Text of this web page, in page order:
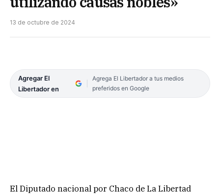
13 de octubre de 2024
Agregar El
Libertador en
Agrega El Libertador a tus medios
preferidos en Google
El Diputado nacional por Chaco de La Libertad